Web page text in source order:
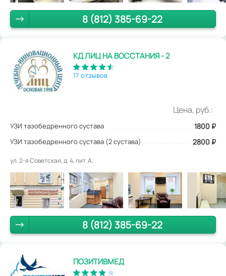
8 (812) 385-69-22
КД ЛИЦ НА ВОССТАНИЯ - 2
17 отзывов
Цена, руб.:
УЗИ тазобедренного сустава 1800 ₽
УЗИ тазобедренного сустава (2 сустава) 2800 ₽
ул. 2-я Советская, д. 4, лит. А.
8 (812) 385-69-22
ПОЗИТИВМЕД